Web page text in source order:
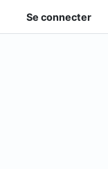
Se connecter